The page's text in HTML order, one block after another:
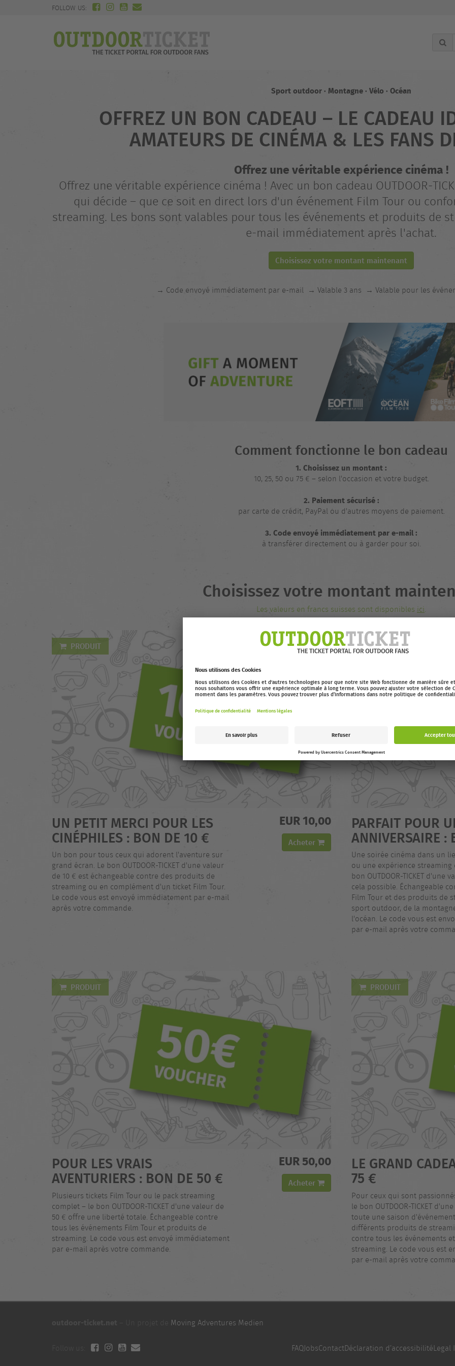
FOLLOW US:
Sport outdoor · Montagne · Vélo · Océan
OFFREZ UN BON CADEAU – LE CADEAU
AMATEURS DE CINÉMA & LES FANS
Offrez une véritable expérience cinéma !
Offrez une véritable expérience cinéma ! Avec un bon cadeau
qui décide – que ce soit en direct lors d'un événement Film Tour ou
streaming. Les bons sont valables pour tous les événements et produits de
e-mail immédiatement après l'achat.
Choisissez votre montant maintenant
→ Code envoyé immédiatement par e-mail → Valable 3 ans → Valable pour les
Comment fonctionne le bon cadeau
1. Choisissez un montant :
10, 25, 50 ou 75 € – selon l'occasion et votre budget.
2. Paiement sécurisé :
par carte de crédit, PayPal ou d'autres moyens de paiement.
3. Code envoyé immédiatement par e-mail :
à transférer directement ou à garder pour soi.
Choisissez votre montant
Les valeurs en francs suisses sont disponibles ici.
PRODUIT
UN PETIT MERCI POUR LES
CINÉPHILES : BON DE 10 €
Un bon pour tous ceux qui adorent l'aventure sur
grand écran. Le bon OUTDOOR-TICKET d'une valeur
de 10 € est échangeable contre des produits de
streaming ou en complément d'un ticket Film Tour.
Le code vous est envoyé immédiatement par e-mail
après votre commande.
EUR 10,00
Acheter
PRODUIT
PARFAIT POUR
ANNIVERSAIRE
Une soirée cinéma dans un
ou une expérience streaming
bon OUTDOOR-TICKET d'une
cela possible. Échangeable
Film Tour et des produits de
sport outdoor, de la
l'océan. Le code vous est
par e-mail après votre
PRODUIT
POUR LES VRAIS
AVENTURIERS : BON DE 50 €
Plusieurs tickets Film Tour ou le pack streaming
complet – le bon OUTDOOR-TICKET d'une valeur de
50 € offre une liberté totale. Échangeable contre
tous les événements Film Tour et produits de
streaming. Le code vous est envoyé immédiatement
par e-mail après votre commande.
EUR 50,00
Acheter
PRODUIT
LE GRAND
75 €
Pour ceux qui sont
le bon OUTDOOR-TICKET
toute une saison
différents produits de
contre tous les événements
streaming. Le code vous est
par e-mail après votre
Moving Adventures Medien
FAQJobsContactDéclaration d’accessibilité